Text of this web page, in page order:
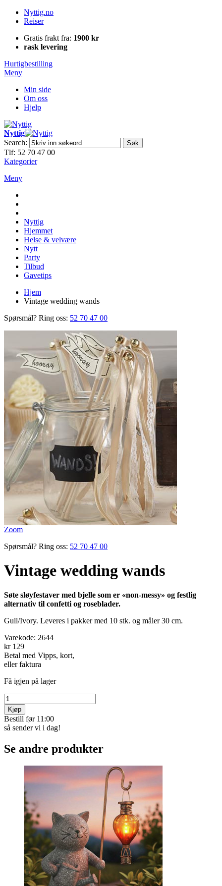
Nyttig.no
Reiser
Gratis frakt fra: 1900 kr
rask levering
Hurtigbestilling
Meny
Min side
Om oss
Hjelp
Nyttig
Search:
Søk
Tlf: 52 70 47 00
Kategorier
Meny
Nyttig
Hjemmet
Helse & velvære
Nytt
Party
Tilbud
Gavetips
Hjem
Vintage wedding wands
Spørsmål? Ring oss: 52 70 47 00
Zoom
Spørsmål? Ring oss: 52 70 47 00
Vintage wedding wands
Søte sløyfestaver med bjelle som er «non-messy» og festlig
alternativ til confetti og roseblader.
Gull/Ivory. Leveres i pakker med 10 stk. og måler 30 cm.
Varekode: 2644
kr 129
Betal med Vipps, kort,
eller faktura
Få igjen på lager
Kjøp
Bestill før 11:00
så sender vi i dag!
Se andre produkter